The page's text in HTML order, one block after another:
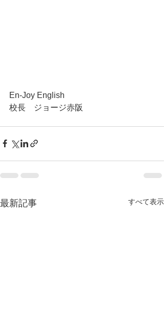
En-Joy English
校長　ジョージ赤阪
最新記事 すべて表示